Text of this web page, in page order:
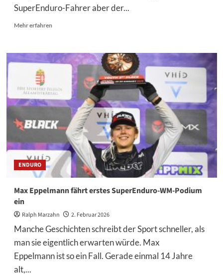
SuperEnduro-Fahrer aber der...
Mehr erfahrenMehr
Toby
Martyn:
Zwischen
Euphorie
und
Lehrgeld
ENDURO
Max Eppelmann fährt erstes SuperEnduro-WM-Podium
ein
Ralph Marzahn 2. Februar 2026
Manche Geschichten schreibt der Sport schneller, als
man sie eigentlich erwarten würde. Max
Eppelmann ist so ein Fall. Gerade einmal 14 Jahre
alt,...